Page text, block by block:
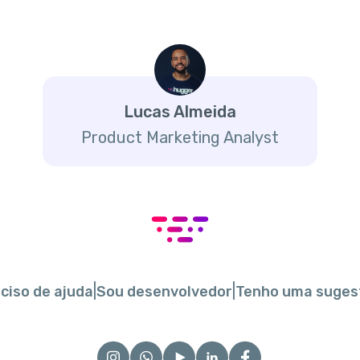
Lucas Almeida
Product Marketing Analyst
de ajuda |Sou desenvolvedor Tenho uma